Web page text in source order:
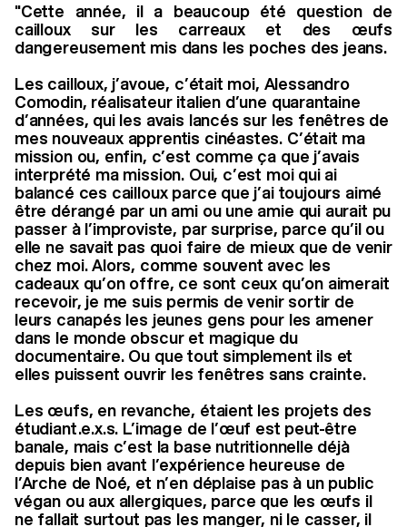
"Cette année, il a beaucoup été question de
cailloux sur les carreaux et des œufs
dangereusement mis dans les poches des jeans.
Les cailloux, j’avoue, c’était moi, Alessandro
Comodin, réalisateur italien d’une quarantaine
d’années, qui les avais lancés sur les fenêtres de
mes nouveaux apprentis cinéastes. C’était ma
mission ou, enfin, c’est comme ça que j’avais
interprété ma mission. Oui, c’est moi qui ai
balancé ces cailloux parce que j’ai toujours aimé
être dérangé par un ami ou une amie qui aurait pu
passer à l’improviste, par surprise, parce qu’il ou
elle ne savait pas quoi faire de mieux que de venir
chez moi. Alors, comme souvent avec les
cadeaux qu’on offre, ce sont ceux qu’on aimerait
recevoir, je me suis permis de venir sortir de
leurs canapés les jeunes gens pour les amener
dans le monde obscur et magique du
documentaire. Ou que tout simplement ils et
elles puissent ouvrir les fenêtres sans crainte.
Les œufs, en revanche, étaient les projets des
étudiant.e.x.s. L’image de l’œuf est peut-être
banale, mais c’est la base nutritionnelle déjà
depuis bien avant l’expérience heureuse de
l’Arche de Noé, et n’en déplaise pas à un public
végan ou aux allergiques, parce que les œufs il
ne fallait surtout pas les manger, ni le casser, il